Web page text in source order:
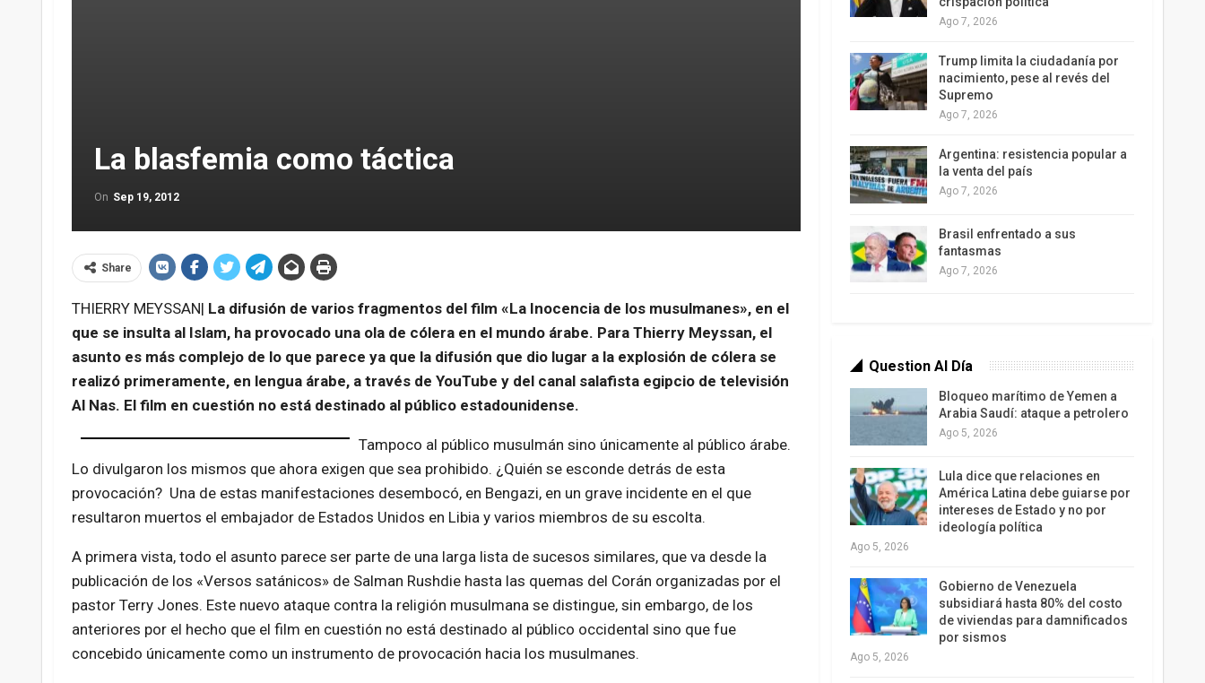
La blasfemia como táctica
On Sep 19, 2012
Share
THIERRY MEYSSAN| La difusión de varios fragmentos del film «La Inocencia de los musulmanes», en el
que se insulta al Islam, ha provocado una ola de cólera en el mundo árabe. Para Thierry Meyssan, el
asunto es más complejo de lo que parece ya que la difusión que dio lugar a la explosión de cólera se
realizó primeramente, en lengua árabe, a través de YouTube y del canal salafista egipcio de televisión
Al Nas. El film en cuestión no está destinado al público estadounidense.
Tampoco al público musulmán sino únicamente al público árabe.
Lo divulgaron los mismos que ahora exigen que sea prohibido. ¿Quién se esconde detrás de esta
provocación? Una de estas manifestaciones desembocó, en Bengazi, en un grave incidente en el que
resultaron muertos el embajador de Estados Unidos en Libia y varios miembros de su escolta.
A primera vista, todo el asunto parece ser parte de una larga lista de sucesos similares, que va desde la
publicación de los «Versos satánicos» de Salman Rushdie hasta las quemas del Corán organizadas por el
pastor Terry Jones. Este nuevo ataque contra la religión musulmana se distingue, sin embargo, de los
anteriores por el hecho que el film en cuestión no está destinado al público occidental sino que fue
concebido únicamente como un instrumento de provocación hacia los musulmanes.
Ago 7, 2026
Trump limita la ciudadanía por
nacimiento, pese al revés del
Supremo
Ago 7, 2026
Argentina: resistencia popular a
la venta del país
Ago 7, 2026
Brasil enfrentado a sus
fantasmas
Ago 7, 2026
Question Al Día
Bloqueo marítimo de Yemen a
Arabia Saudí: ataque a petrolero
Ago 5, 2026
Lula dice que relaciones en
América Latina debe guiarse por
intereses de Estado y no por
ideología política
Ago 5, 2026
Gobierno de Venezuela
subsidiará hasta 80% del costo
de viviendas para damnificados
por sismos
Ago 5, 2026